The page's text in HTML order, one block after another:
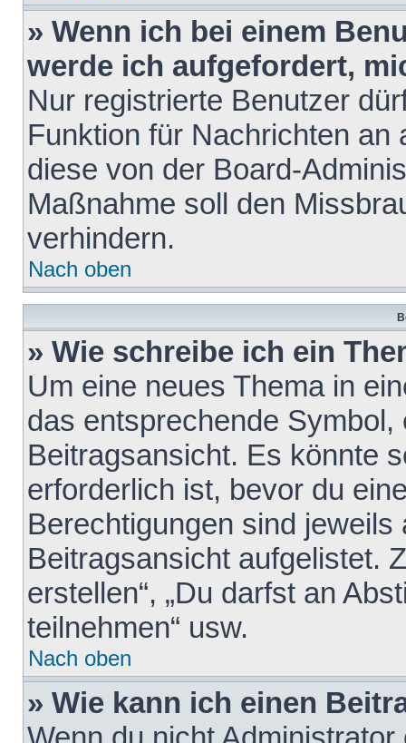
» Wenn ich bei einem
werde ich aufgefordert,
Nur registrierte Benutzer
Funktion für Nachrichten
diese von der Board-
Maßnahme soll den
verhindern.
Nach oben
» Wie schreibe ich ein
Um eine neues Thema in
das entsprechende
Beitragsansicht. Es könnte
erforderlich ist, bevor du
Berechtigungen sind
Beitragsansicht aufgelistet.
erstellen“, „Du darfst an
teilnehmen“ usw.
Nach oben
» Wie kann ich einen